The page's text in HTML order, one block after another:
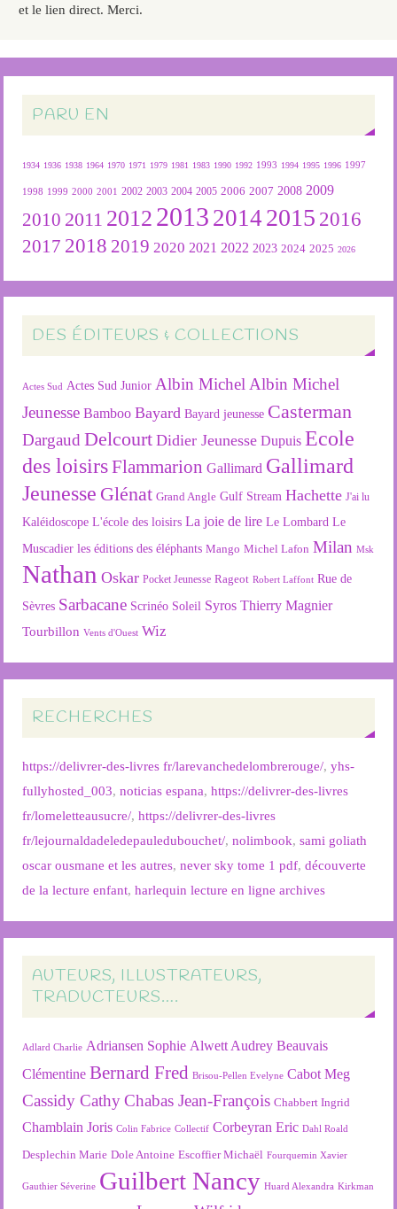
et le lien direct. Merci.
PARU EN
1934 1936 1938 1964 1970 1971 1979 1981 1983 1990 1992 1993 1994 1995 1996 1997
1998 1999 2000 2001 2002 2003 2004 2005 2006 2007 2008 2009
2010 2011 2012 2013 2014 2015 2016
2017 2018 2019 2020 2021 2022 2023 2024 2025 2026
DES ÉDITEURS & COLLECTIONS
Actes Sud Actes Sud Junior Albin Michel Albin Michel
Jeunesse Bamboo Bayard Bayard jeunesse Casterman
Dargaud Delcourt Didier Jeunesse Dupuis Ecole
des loisirsFlammarion Gallimard Gallimard
Jeunesse Glénat Grand Angle Gulf Stream Hachette J'ai lu
Kaléidoscope L'école des loisirs La joie de lire Le Lombard Le
Muscadier les éditions des éléphants Mango Michel Lafon Milan Msk
Nathan Oskar Pocket Jeunesse Rageot Robert Laffont Rue de
Sèvres Sarbacane Scrinéo Soleil Syros Thierry Magnier
Tourbillon Vents d'Ouest Wiz
RECHERCHES
https://delivrer-des-livres fr/larevanchedelombrerouge/,yhs-
fullyhosted_003,noticias espana,https://delivrer-des-livres
fr/lomeletteausucre/,https://delivrer-des-livres
fr/lejournaldadeledepauledubouchet/,nolimbook,sami goliath
oscar ousmane et les autres,never sky tome 1 pdf,découverte
de la lecture enfant,harlequin lecture en ligne archives
AUTEURS, ILLUSTRATEURS,
TRADUCTEURS….
Adlard Charlie Adriansen Sophie Alwett Audrey Beauvais
Clémentine Bernard Fred Brisou-Pellen Evelyne Cabot Meg
Cassidy Cathy Chabas Jean-François Chabbert Ingrid
Chamblain Joris Colin Fabrice Collectif Corbeyran Eric Dahl Roald
Desplechin Marie Dole Antoine Escoffier Michaël Fourquemin Xavier
Gauthier Séverine Guilbert Nancy Huard Alexandra Kirkman